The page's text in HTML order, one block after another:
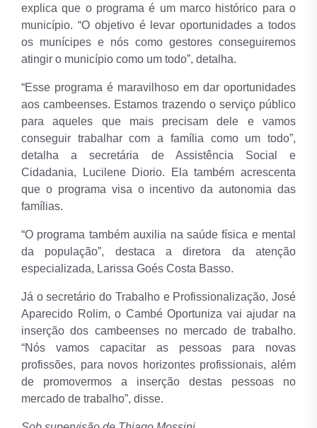
explica que o programa é um marco histórico para o
município. “O objetivo é levar oportunidades a todos
os munícipes e nós como gestores conseguiremos
atingir o município como um todo”, detalha.
“Esse programa é maravilhoso em dar oportunidades
aos cambeenses. Estamos trazendo o serviço público
para aqueles que mais precisam dele e vamos
conseguir trabalhar com a família como um todo”,
detalha a secretária de Assistência Social e
Cidadania, Lucilene Diorio. Ela também acrescenta
que o programa visa o incentivo da autonomia das
famílias.
“O programa também auxilia na saúde física e mental
da população”, destaca a diretora da atenção
especializada, Larissa Goés Costa Basso.
Já o secretário do Trabalho e Profissionalização, José
Aparecido Rolim, o Cambé Oportuniza vai ajudar na
inserção dos cambeenses no mercado de trabalho.
“Nós vamos capacitar as pessoas para novas
profissões, para novos horizontes profissionais, além
de promovermos a inserção destas pessoas no
mercado de trabalho”, disse.